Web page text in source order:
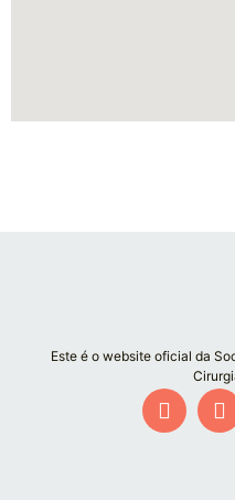
Este é o website oficial da